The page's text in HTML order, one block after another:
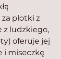
za plotki z
z ludzkiego,
oferuje jej
i miseczkę